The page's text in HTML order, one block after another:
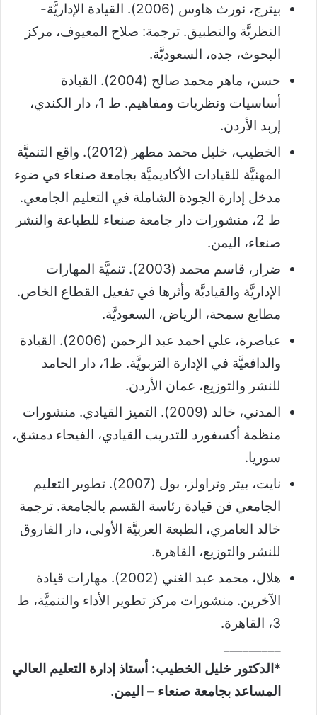
بيترج، نورث هاوس (2006). القيادة الإداريَّة-
النظريَّة والتطبيق. ترجمة: صلاح المعيوف، مركز
البحوث، جده، السعوديَّة.
حسن، ماهر محمد صالح (2004). القيادة
أساسيات ونظريات ومفاهيم. ط 1، دار الكندي،
إربد الأردن.
الخطيب، خليل محمد مطهر (2012). واقع التنميَّة
المهنيَّة للقيادات الأكاديميَّة بجامعة صنعاء في ضوء
مدخل إدارة الجودة الشاملة في التعليم الجامعي.
ط 2، منشورات دار جامعة صنعاء للطباعة والنشر
صنعاء، اليمن.
ضرار، قاسم محمد (2003). تنميَّة المهارات
الإداريَّة والقياديَّة وأثرها في تفعيل القطاع الخاص.
مطابع سمحة، الرياض، السعوديَّة.
عياصرة، علي احمد عبد الرحمن (2006). القيادة
والدافعيَّة في الإدارة التربويَّة. ط1، دار الحامد
للنشر والتوزيع، عمان الأردن.
المدني، خالد (2009). التميز القيادي. منشورات
منظمة أكسفورد للتدريب القيادي، الفيحاء دمشق،
سوريا.
نايت، بيتر وتراولز، بول (2007). تطوير التعليم
الجامعي فن قيادة رئاسة القسم بالجامعة. ترجمة
خالد العامري، الطبعة العربيَّة الأولى، دار الفاروق
للنشر والتوزيع، القاهرة.
هلال، محمد عبد الغني (2002). مهارات قيادة
الآخرين. منشورات مركز تطوير الأداء والتنميَّة، ط
3، القاهرة.
*الدكتور خليل الخطيب: أستاذ إدارة التعليم العالي
المساعد بجامعة صنعاء – اليمن.